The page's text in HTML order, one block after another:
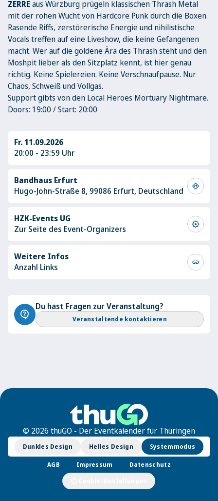
ZERREaus Würzburg prügeln klassischen Thrash Metal
mit der rohen Wucht von Hardcore Punk durch die Boxen.
Rasende Riffs, zerstörerische Energie und nihilistische
Vocals treffen auf eine Liveshow, die keine Gefangenen
macht. Wer auf die goldene Ära des Thrash steht und den
Moshpit lieber als den Sitzplatz kennt, ist hier genau
richtig. Keine Spielereien. Keine Verschnaufpause. Nur
Chaos, Schweiß und Vollgas.
Support gibts von den Local Heroes Mortuary Nightmare.
Doors: 19:00 / Start: 20:00
Fr. 11.09.2026
20:00 - 23:59 Uhr
Bandhaus Erfurt
Hugo-John-Straße 8, 99086 Erfurt, Deutschland
directions
HZK-Events UG
Zur Seite des Event-Organizers
award_star
Weitere Infos
Anzahl Links
link
contact_support
Du hast Fragen zur Veranstaltung?
Veranstaltende kontaktieren
© 2026 thuGO - Der Eventkalender für Thüringen
Dunkles Design Helles Design Systemmodus
AGB Impressum Datenschutz